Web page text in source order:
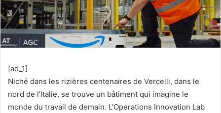
[ad_1]
Niché dans les rizières centenaires de Vercelli, dans le
nord de l’Italie, se trouve un bâtiment qui imagine le
monde du travail de demain. L’Operations Innovation Lab